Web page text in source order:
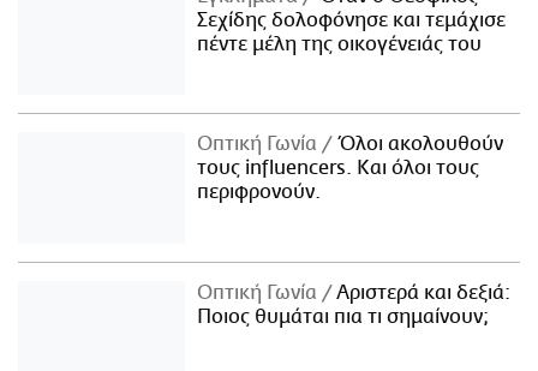
Σεχίδης δολοφόνησε και τεμάχισε
πέντε μέλη της οικογένειάς του
Οπτική Γωνία
Όλοι ακολουθούν
τους influencers. Και όλοι τους
περιφρονούν.
Οπτική Γωνία
Αριστερά και δεξιά:
Ποιος θυμάται πια τι σημαίνουν;